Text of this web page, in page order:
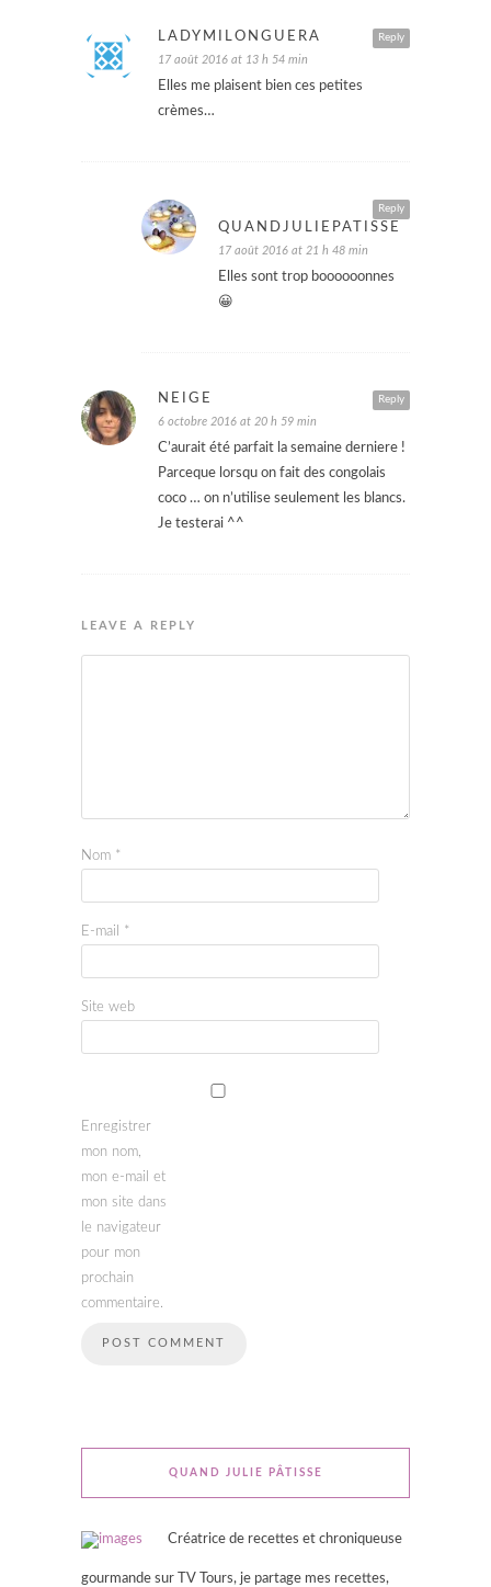
Reply
LADYMILONGUERA
17 août 2016 at 13 h 54 min
Elles me plaisent bien ces petites
crèmes…
Reply
QUANDJULIEPATISSE
17 août 2016 at 21 h 48 min
Elles sont trop boooooonnes
😀
Reply
NEIGE
6 octobre 2016 at 20 h 59 min
C’aurait été parfait la semaine derniere !
Parceque lorsqu on fait des congolais
coco … on n’utilise seulement les blancs.
Je testerai ^^
LEAVE A REPLY
Nom *
E-mail *
Site web
Enregistrer
mon nom,
mon e-mail et
mon site dans
le navigateur
pour mon
prochain
commentaire.
QUAND JULIE PÂTISSE
Créatrice de recettes et chroniqueuse
gourmande sur TV Tours, je partage mes recettes,